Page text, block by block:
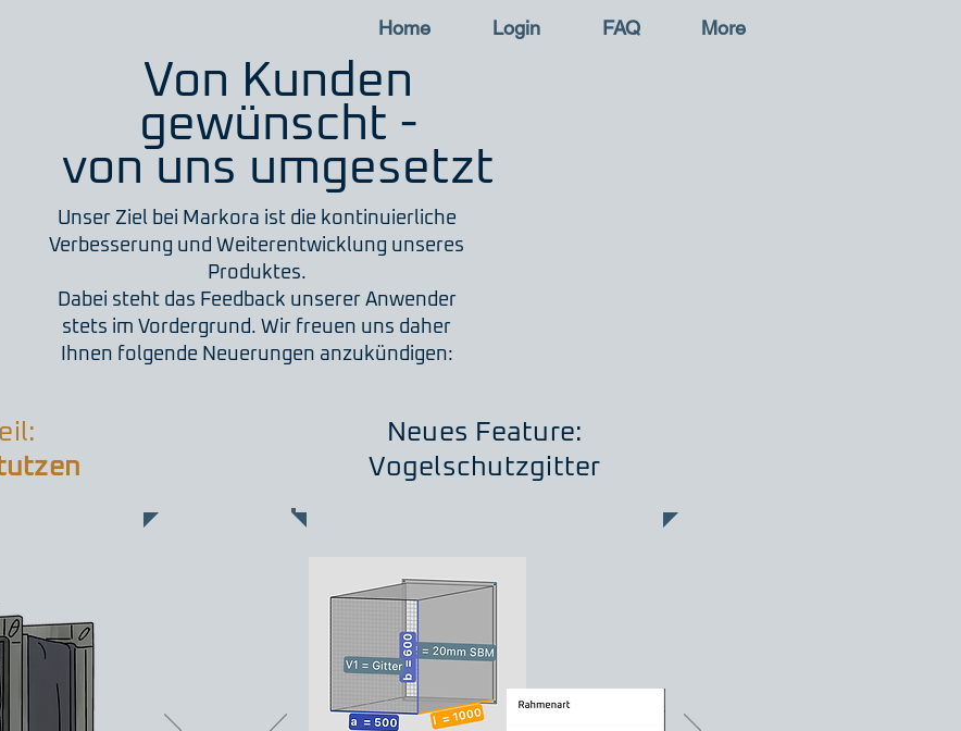
Home Login FAQ More
Von Kunden
gewünscht -
von uns umgesetzt
Unser Ziel bei Markora ist die kontinuierliche
Verbesserung und Weiterentwicklung unseres
Produktes.
Dabei steht das Feedback unserer Anwender
stets im Vordergrund. Wir freuen uns daher
Ihnen folgende Neuerungen anzukündigen:
Neues Feature:
Vogelschutzgitter